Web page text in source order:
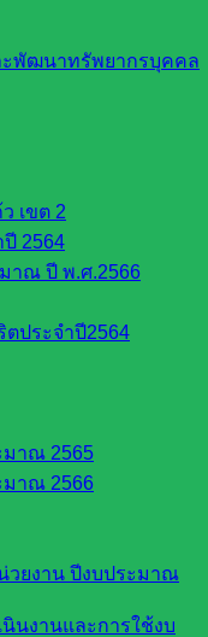
พัฒนาทรัพยากรบุคคล
เขต 2
2564
าณ ปี พ.ศ.2566
ประจำปี2564
มาณ 2565
มาณ 2566
ยงาน ปีงบประมาณ
นงานและการใช้งบ